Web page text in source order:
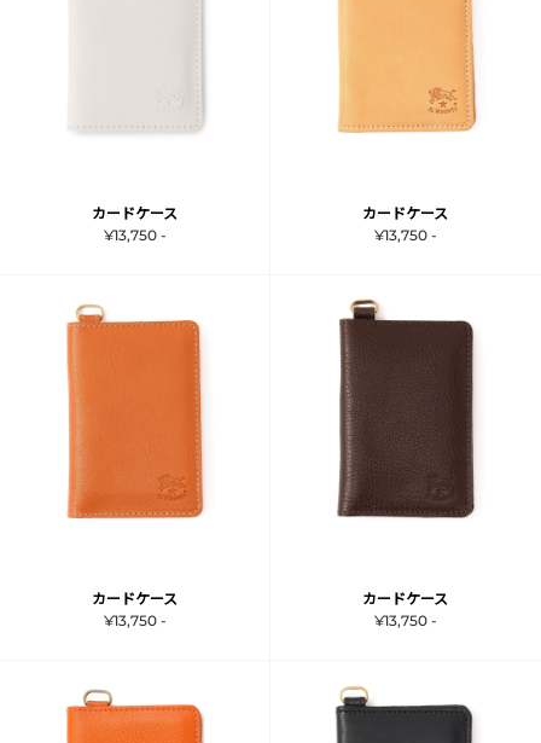
カードケース
¥13,750 -
カードケース
¥13,750 -
カードケース
¥13,750 -
カードケース
¥13,750 -